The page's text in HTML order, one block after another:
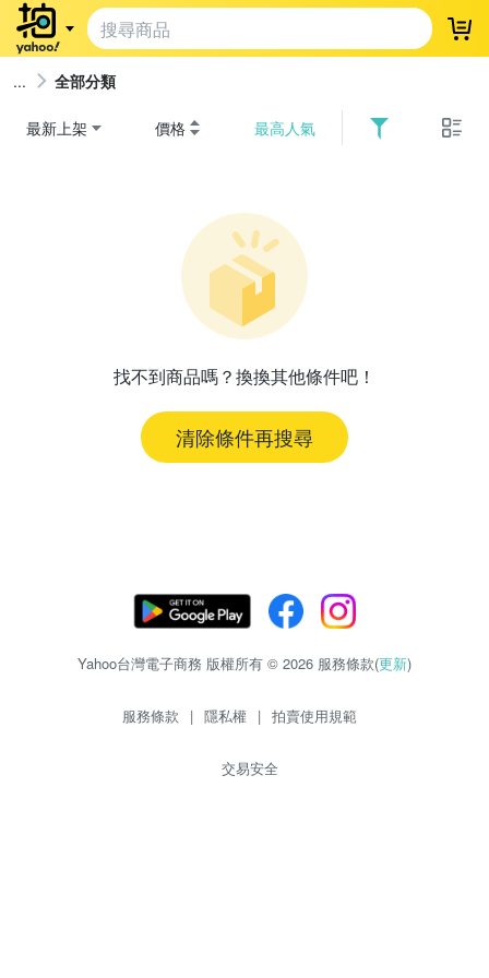
登
全部分類
最新上架 價格 最高人氣
找不到商品嗎？換換其他條件吧！
清除條件再搜尋
Yahoo台灣電子商務 版權所有 © 2026 服務條款(更新)
服務條款 | 隱私權 | 拍賣使用規範
交易安全